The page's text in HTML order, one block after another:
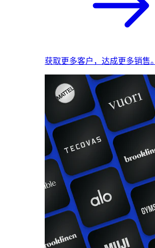
获取更多客户，达成更多销售。